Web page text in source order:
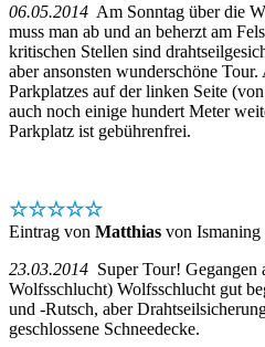
06.05.2014 Am Sonntag über die
muss man ab und an beherzt am
kritischen Stellen sind
aber ansonsten wunderschöne Tour.
Parkplatzes auf der linken Seite
auch noch einige hundert Meter
Parkplatz ist gebührenfrei.
☆☆☆☆☆
Eintrag von Matthias von Ismaning
23.03.2014 Super Tour!
Wolfsschlucht) Wolfsschlucht gut
und -Rutsch, aber
geschlossene Schneedecke.